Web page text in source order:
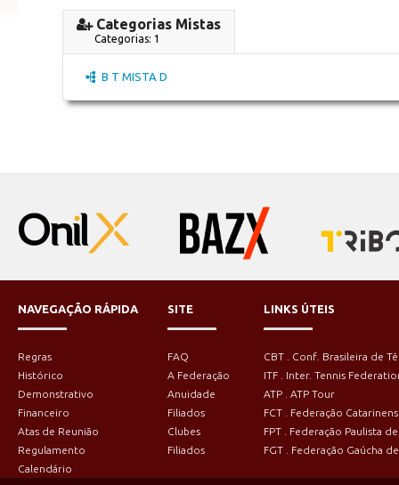
Categorias Mistas
Categorias: 1
B T MISTA D
NAVEGAÇÃO RÁPIDA
Regras
Histórico
Demonstrativo
Financeiro
Atas de Reunião
Regulamento
Calendário
SITE
FAQ
A Federação
Anuidade
Filiados
Clubes
Filiados
LINKS ÚTEIS
CBT . Conf. Brasileira de
ITF . Inter. Tennis
ATP . ATP Tour
FCT . Federação
FPT . Federação Paulista
FGT . Federação Gaúcha